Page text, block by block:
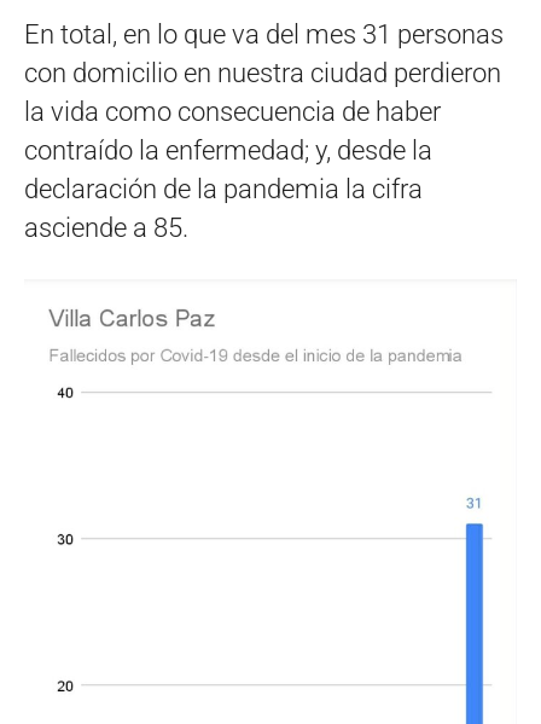
En total, en lo que va del mes 31 personas
con domicilio en nuestra ciudad perdieron
la vida como consecuencia de haber
contraído la enfermedad; y, desde la
declaración de la pandemia la cifra
asciende a 85.